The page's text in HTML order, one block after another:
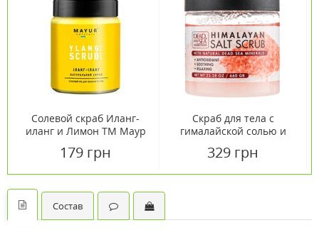
Солевой скраб Иланг-
иланг и Лимон TM Маур
179 грн
Скраб для тела с
гималайской солью и
моря DSC 680г
329 грн
Состав